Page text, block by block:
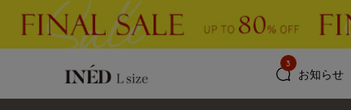
お知らせ
3